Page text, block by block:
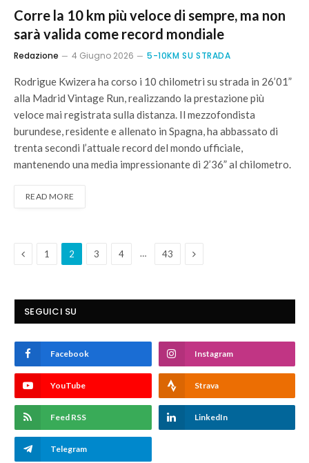
Corre la 10 km più veloce di sempre, ma non
sarà valida come record mondiale
Redazione 4 Giugno 2026 5-10KM SU STRADA
Rodrigue Kwizera ha corso i 10 chilometri su strada in 26’01”
alla Madrid Vintage Run, realizzando la prestazione più
veloce mai registrata sulla distanza. Il mezzofondista
burundese, residente e allenato in Spagna, ha abbassato di
trenta secondi l’attuale record del mondo ufficiale,
mantenendo una media impressionante di 2’36” al chilometro.
READ MORE
Previous
1 2 3 4 … 43 Next
SEGUICI SU
Facebook Instagram
YouTube Strava
Feed RSS LinkedIn
Telegram